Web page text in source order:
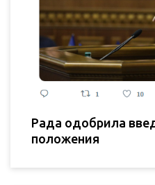
Рада одобрила
положения